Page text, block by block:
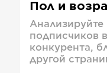
Пол и
Анализируйте
подписчиков
конкурента,
другой